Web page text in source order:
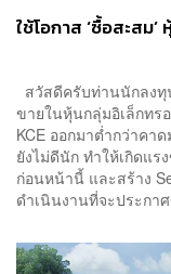
ใช้โอกาส ‘ซื้อสะสม
สวัสดีครับท่านนักลงทุ
ขายในหุ้นกลุ่มอิเล็กทร
KCE ออกมาต่ำกว่าคา
ยังไม่ดีนัก ทำให้เกิดแ
ก่อนหน้านี้ และสร้าง
ดำเนินงานที่จะประกา